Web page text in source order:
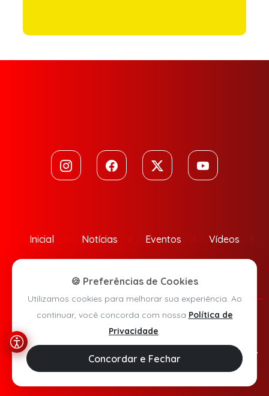
Inicial Notícias Eventos Vídeos
Política de Privacidade
Agora Sudoeste © 2026 - Todos os direitos reservados.
🍪 Preferências de Cookies
Utilizamos cookies para melhorar sua experiência. Ao
continuar, você concorda com nossa Política de
Privacidade.
Concordar e Fechar